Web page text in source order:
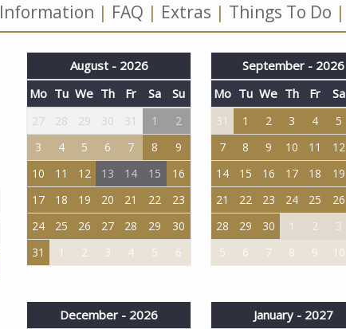
Information FAQ Extras Things To Do
August - 2026
Mo Tu We Th Fr Sa Su
27 28 29 30 31 1
2
3
4 5 6 7 8
9
10
11 12 13 14 15
16
17
18 19 20 21 22
23
24
25 26 27 28 29
30
31
1 2 3 4 5 6
September - 2026
Mo Tu We Th Fr Sa
31 1 2 3 4 5
7
8 9 10 11 12
14
15 16 17 18 19
21
22 23 24 25 26
28
29 30 1 2 3
5
6 7 8 9 10
December - 2026
January - 2027